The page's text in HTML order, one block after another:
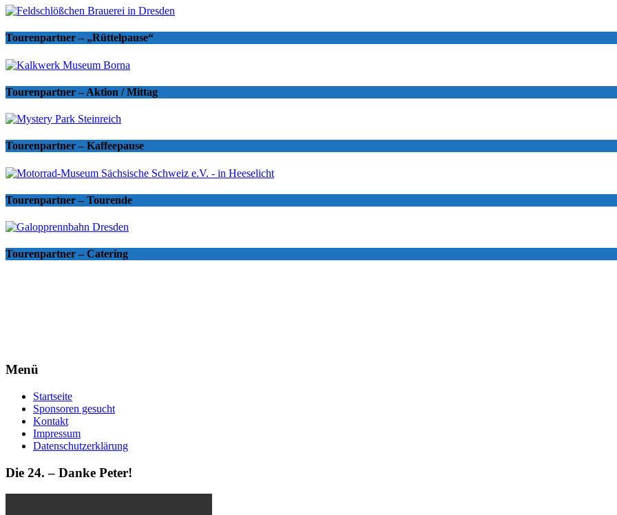
Tourenpartner – „Rüttelpause“
Tourenpartner – Aktion / Mittag
Tourenpartner – Kaffeepause
Tourenpartner – Tourende
Tourenpartner – Catering
Menü
Startseite
Sponsoren gesucht
Kontakt
Impressum
Datenschutzerklärung
Die 24. – Danke Peter!